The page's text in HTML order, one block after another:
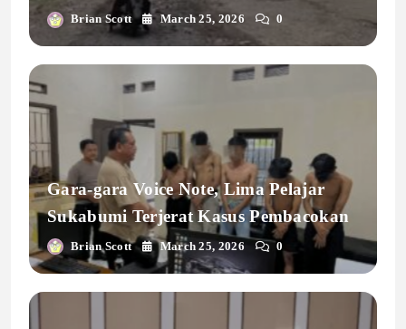
Brian Scott March 25, 2026 0
Gara-gara Voice Note, Lima Pelajar
Sukabumi Terjerat Kasus Pembacokan
Brian Scott March 25, 2026 0